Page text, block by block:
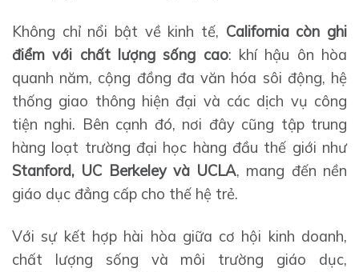
Không chỉ nổi bật về kinh tế, California còn ghi
điểm với chất lượng sống cao: khí hậu ôn hòa
quanh năm, cộng đồng đa văn hóa sôi động, hệ
thống giao thông hiện đại và các dịch vụ công
tiện nghi. Bên cạnh đó, nơi đây cũng tập trung
hàng loạt trường đại học hàng đầu thế giới như
Stanford, UC Berkeley và UCLA, mang đến nền
giáo dục đẳng cấp cho thế hệ trẻ.
Với sự kết hợp hài hòa giữa cơ hội kinh doanh,
chất lượng sống và môi trường giáo dục,